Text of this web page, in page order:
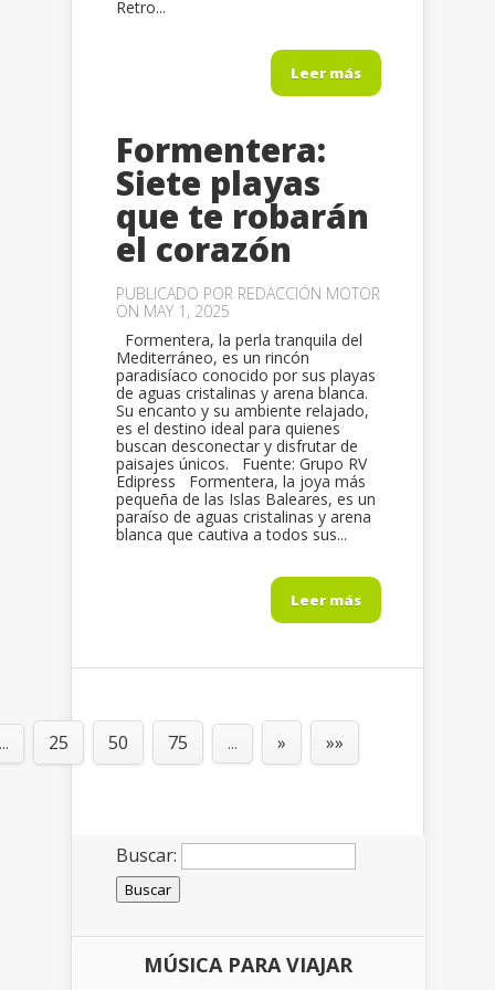
Retro...
Leer más
Formentera:
Siete playas
que te robarán
el corazón
PUBLICADO POR REDACCIÓN MOTOR
ON MAY 1, 2025
Formentera, la perla tranquila del
Mediterráneo, es un rincón
paradisíaco conocido por sus playas
de aguas cristalinas y arena blanca.
Su encanto y su ambiente relajado,
es el destino ideal para quienes
buscan desconectar y disfrutar de
paisajes únicos. Fuente: Grupo RV
Edipress Formentera, la joya más
pequeña de las Islas Baleares, es un
paraíso de aguas cristalinas y arena
blanca que cautiva a todos sus...
Leer más
... 25 50 75 ... » »»
Buscar:
MÚSICA PARA VIAJAR